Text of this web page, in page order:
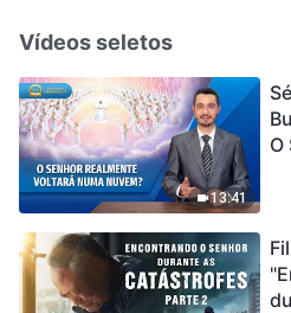
Vídeos seletos
13:41
O